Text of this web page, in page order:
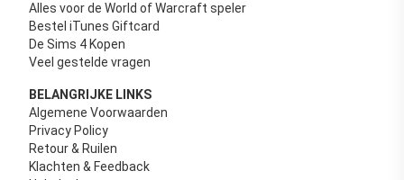
Alles voor de World of Warcraft speler
Bestel iTunes Giftcard
De Sims 4 Kopen
Veel gestelde vragen
BELANGRIJKE LINKS
Algemene Voorwaarden
Privacy Policy
Retour & Ruilen
Klachten & Feedback